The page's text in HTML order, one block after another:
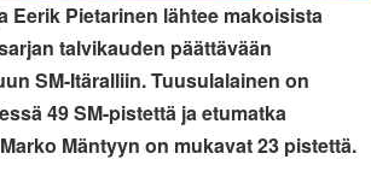
Eerik Pietarinen lähtee makoisista
talvikauden päättävään
SM-Itäralliin. Tuusulalainen on
49 SM-pistettä ja etumatka
Mäntyyn on mukavat 23 pistettä.